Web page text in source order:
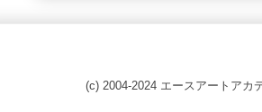
(c) 2004-2024 エースアートアカ